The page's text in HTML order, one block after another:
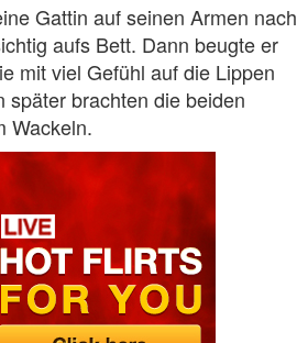
Gattin auf seinen Armen nach
aufs Bett. Dann beugte er
mit viel Gefühl auf die Lippen
später brachten die beiden
Wackeln.